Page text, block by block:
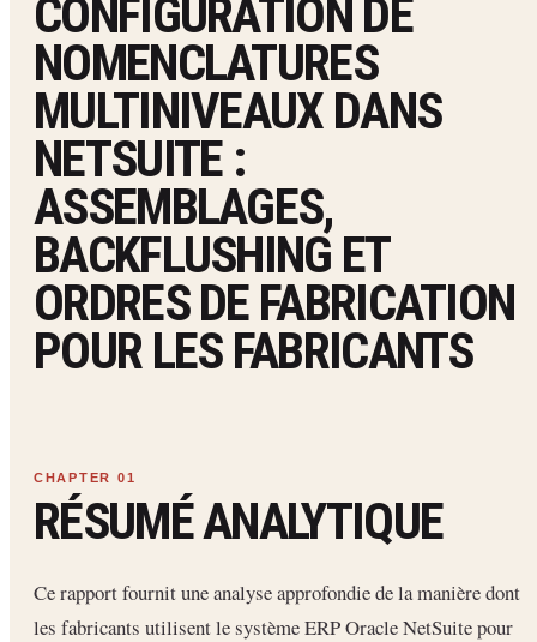
CONFIGURATION DE
NOMENCLATURES
MULTINIVEAUX DANS
NETSUITE :
ASSEMBLAGES,
BACKFLUSHING ET
ORDRES DE FABRICATION
POUR LES FABRICANTS
RÉSUMÉ ANALYTIQUE
Ce rapport fournit une analyse approfondie de la manière dont
les fabricants utilisent le système ERP Oracle NetSuite pour